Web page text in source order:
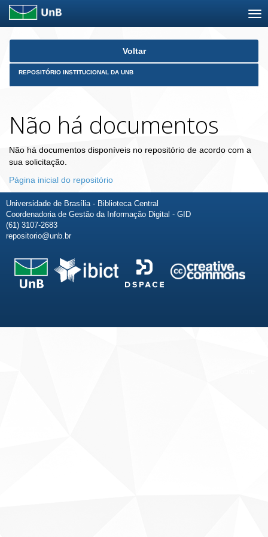
Skip
Voltar
REPOSITÓRIO INSTITUCIONAL DA UNB
Não há documentos
Não há documentos disponíveis no repositório de acordo com a
sua solicitação.
Página inicial do repositório
Universidade de Brasília - Biblioteca Central
Coordenadoria de Gestão da Informação Digital - GID
(61) 3107-2683
repositorio@unb.br